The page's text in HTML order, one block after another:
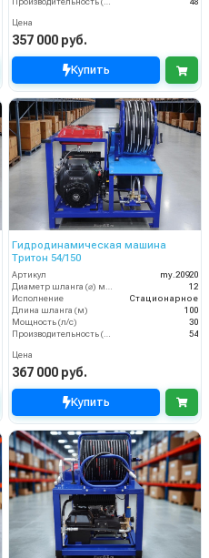
Производительность (л/мин) 48
Цена
357 000 руб.
Купить
Гидродинамическая машина
Тритон 54/150
Артикул
my.20920
12
Исполнение
Стационарное
Длина шланга (м)
100
Мощность (л/с)
30
54
Цена
367 000 руб.
Купить